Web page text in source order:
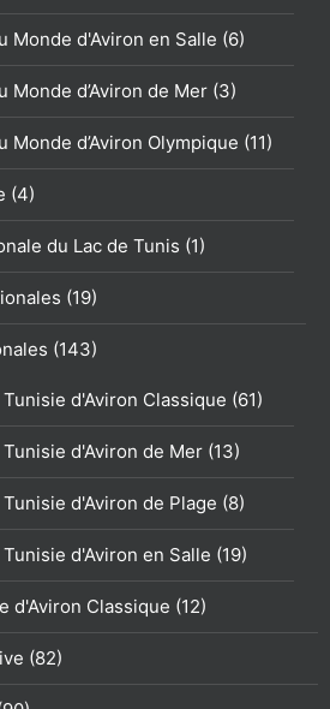
Monde d'Aviron en Salle (6)
Monde d’Aviron de Mer (3)
Monde d’Aviron Olympique (11)
(4)
du Lac de Tunis (1)
(19)
(143)
d'Aviron Classique (61)
d'Aviron de Mer (13)
d'Aviron de Plage (8)
d'Aviron en Salle (19)
d'Aviron Classique (12)
(82)